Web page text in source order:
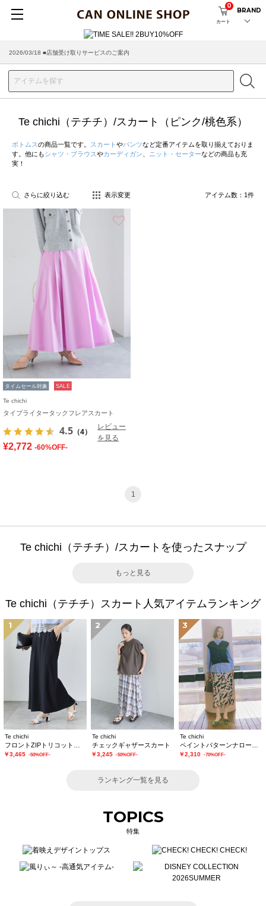
カート
0
BRAND
2026/03/18 ■店舗受け取りサービスのご案内
Te chichi（テチチ）/スカート（ピンク/桃色系）
ボトムスの商品一覧です。 スカート やパンツなど定番アイテムを取り揃えておりま
す。他にもシャツ・ブラウスやカーディガン ニット・セーターなどの商品も充
実！
さらに絞り込む 表示変更 アイテム数： 1件
タイムセール対象 SALE
Te chichi
タイプライタータックフレアスカート
4.5 （4）
レビュー
を見る
¥2,772 -60%OFF-
1
Te chichi（テチチ）/スカートを使ったスナップ
もっと見る
Te chichi（テチチ）スカート人気アイテムランキング
1
Te chichi
￥3,465 -50%OFF-
2
Te chichi
チェックギャザースカート
￥3,245 -50%OFF-
3
Te chichi
￥2,310 -70%OFF-
ランキング一覧を見る
TOPICS
特集